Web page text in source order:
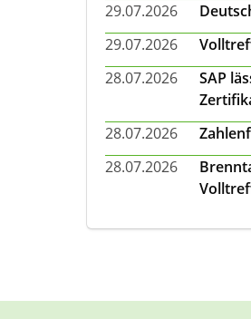
29.07.2026
29.07.2026
28.07.2026
SAP
28.07.2026
28.07.2026